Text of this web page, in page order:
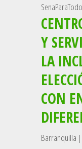
Y
LA
CON
Barranquilla